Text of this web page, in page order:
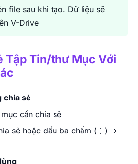
file sau khi tạo. Dữ liệu sẽ
V-Drive
Tập Tin/thư Mục Với
chia sẻ
cần chia sẻ
sẻ hoặc dấu ba chấm (⋮) →